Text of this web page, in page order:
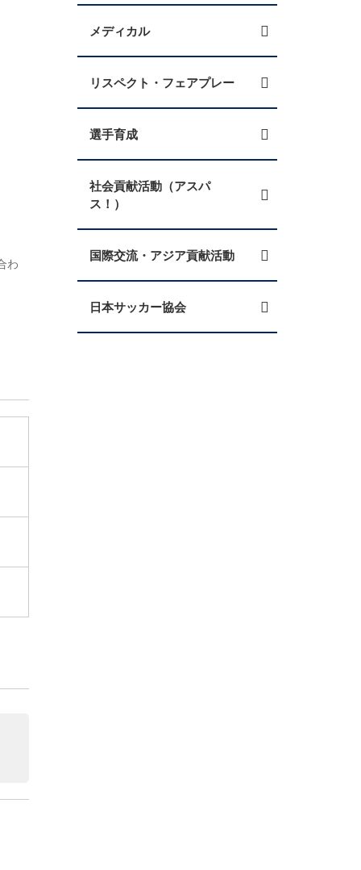
わ
メディカル
リスペクト・フェアプレー
選手育成
社会貢献活動（アスパ
ス！）
国際交流・アジア貢献活動
日本サッカー協会